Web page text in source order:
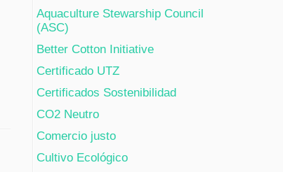
Aquaculture Stewarship Council
(ASC)
Better Cotton Initiative
Certificado UTZ
Certificados Sostenibilidad
CO2 Neutro
Comercio justo
Cultivo Ecológico